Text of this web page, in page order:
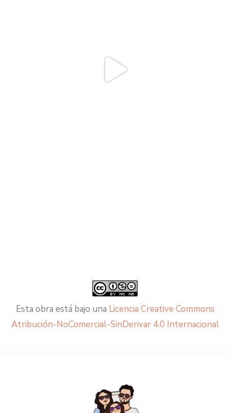
Esta obra está bajo una Licencia Creative Commons
Atribución-NoComercial-SinDerivar 4.0 Internacional